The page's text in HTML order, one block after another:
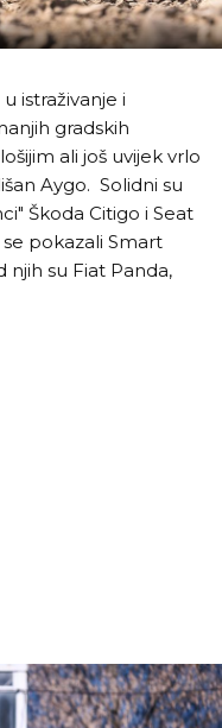
istraživanje i
gradskih
ali još uvijek vrlo
Aygo. Solidni su
Škoda Citigo i Seat
pokazali Smart
njih su Fiat Panda,